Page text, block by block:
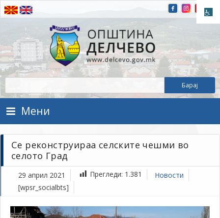
Прескокнете на содржината
Општина Делчево
Општина Делчево
Мени
Се реконструираа селските чешми во
селото Град
29 април 2021 Прегледи: 1.381
Новости
[wpsr_socialbts]